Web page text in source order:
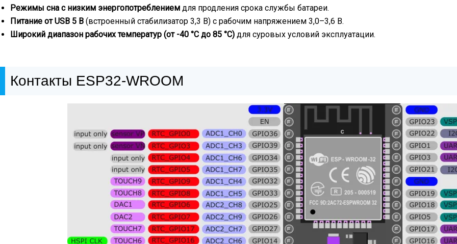
Режимы сна с низким энергопотреблением для продления срока службы батареи.
Питание от USB 5 В (встроенный стабилизатор 3,3 В) с рабочим напряжением 3,0–3,6 В.
Широкий диапазон рабочих температур (от -40 °C до 85 °C) для суровых условий эксплуатации.
Контакты ESP32-WROOM